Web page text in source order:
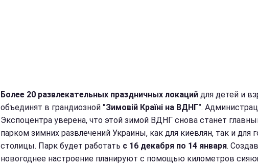
Более 20 развлекательных праздничных локаций для детей и
объединят в грандиозной "Зимовій Країні на ВДНГ".
Экспоцентра уверена, что этой зимой ВДНГ снова станет
парком зимних развлечений Украины, как для киевлян, так и для
столицы. Парк будет работать с 16 декабря по 14 января.
новогоднее настроение планируют с помощью километров